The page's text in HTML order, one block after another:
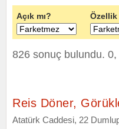
Açık mı? Özellik
826 sonuç bulundu. 0,
Reis Döner,
Atatürk Caddesi, 22